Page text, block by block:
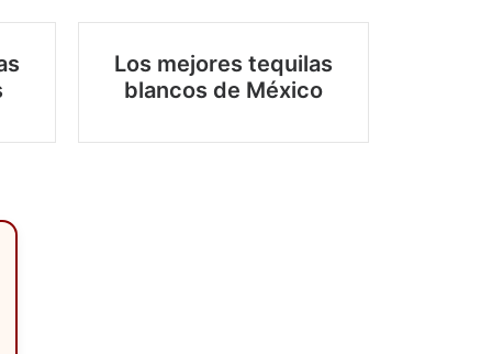
Los mejores tequilas
blancos de México